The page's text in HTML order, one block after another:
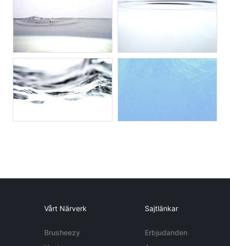
Vårt Närverk
Brusheezy
Sajtlänkar
Erbjudanden